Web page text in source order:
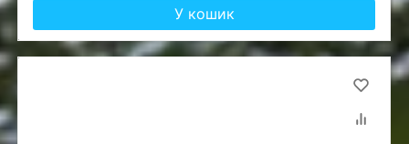
У кошик